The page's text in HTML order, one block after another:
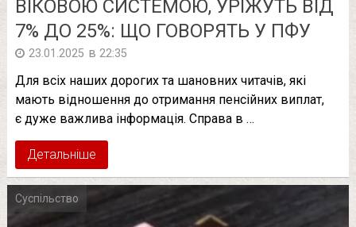
ВІКОВОЮ СИСТЕМОЮ, УРІЖУТЬ ВІД
7% ДО 25%: ЩО ГОВОРЯТЬ У ПФУ
23.01.2025 в 22:35
Для всіх наших дорогих та шановних читачів, які
мають відношення до отримання пенсійних виплат,
є дуже важлива інформація. Справа в …
Детальніше
Суспільство